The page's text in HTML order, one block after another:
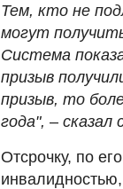
Тем, кто не
могут
Система
призыв
призыв, то
года", – сказал
Отсрочку, по